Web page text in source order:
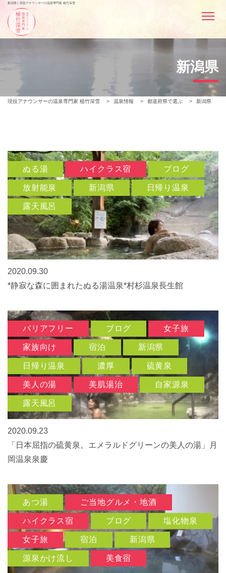
新潟県 | 現役アナウンサーの温泉専門家 植竹深雪
新潟県
現役アナウンサーの温泉専門家 植竹深雪 > 温泉情報 > 都道府県で選ぶ > 新潟県
ぬる湯 ハイクラス宿 ブログ
放射能泉 新潟県 日帰り温泉
露天風呂
2020.09.30
*静寂な森に囲まれたぬる湯温泉*村杉温泉長生館
バリアフリー ブログ 女子旅
家族向け 宿泊 新潟県
日帰り温泉 濃厚 硫黄泉
美人の湯 美肌湯治 自家源泉
露天風呂
2020.09.23
「日本屈指の硫黄泉。エメラルドグリーンの美人の湯」月
岡温泉泉慶
あつ湯 ご当地グルメ・地酒
ハイクラス宿 ブログ 塩化物泉
女子旅 宿泊 新潟県
源泉かけ流し 美食宿